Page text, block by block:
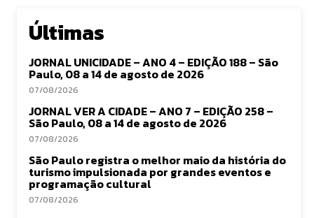
Últimas
JORNAL UNICIDADE – ANO 4 – EDIÇÃO 188 – São
Paulo, 08 a 14 de agosto de 2026
07/08/2026
JORNAL VER A CIDADE – ANO 7 – EDIÇÃO 258 –
São Paulo, 08 a 14 de agosto de 2026
07/08/2026
São Paulo registra o melhor maio da história do
turismo impulsionada por grandes eventos e
programação cultural
07/08/2026